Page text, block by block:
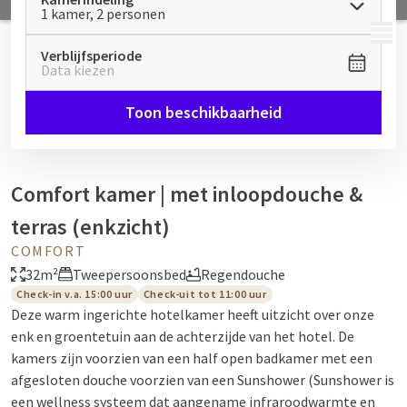
MENU
1 kamer, 2 personen
Verblijfsperiode
Data kiezen
Toon beschikbaarheid
Comfort kamer | met inloopdouche &
terras (enkzicht)
COMFORT
32m²
Tweepersoonsbed Regendouche
Check-in v.a. 15:00 uur Check-uit tot 11:00 uur
Deze warm ingerichte hotelkamer heeft uitzicht over onze
enk en groentetuin aan de achterzijde van het hotel. De
kamers zijn voorzien van een half open badkamer met een
afgesloten douche voorzien van een Sunshower (Sunshower is
een wellness systeem dat aangename infraroodwarmte en